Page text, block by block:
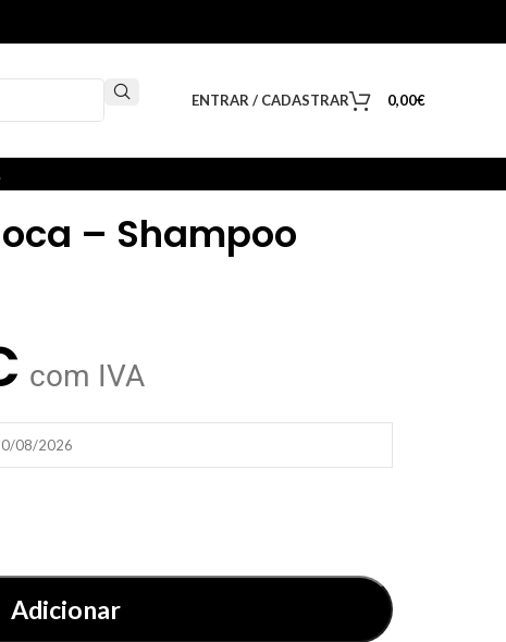
ENTRAR / CADASTRAR 0,00€
– Shampoo
com IVA
08/2026
Adicionar